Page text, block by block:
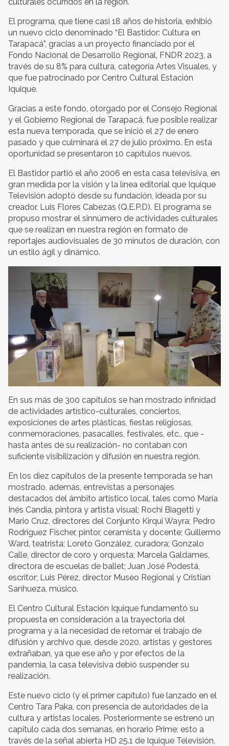
El programa, que tiene casi 18 años de historia, exhibió
un nuevo ciclo denominado “El Bastidor: Cultura en
Tarapacá”, gracias a un proyecto financiado por el
Fondo Nacional de Desarrollo Regional, FNDR 2023, a
través de su 8% para cultura, categoría Artes Visuales, y
que fue patrocinado por Centro Cultural Estación
Iquique.
Gracias a este fondo, otorgado por el Consejo Regional
y el Gobierno Regional de Tarapacá, fue posible realizar
esta nueva temporada, que se inició el 27 de enero
pasado y que culminará el 27 de julio próximo. En esta
oportunidad se presentaron 10 capítulos nuevos.
El Bastidor partió el año 2006 en esta casa televisiva, en
gran medida por la visión y la línea editorial que Iquique
Televisión adoptó desde su fundación, ideada por su
creador, Luis Flores Cabezas (Q.E.P.D). El programa se
propuso mostrar el sinnúmero de actividades culturales
que se realizan en nuestra región en formato de
reportajes audiovisuales de 30 minutos de duración, con
un estilo ágil y dinámico.
En sus más de 300 capítulos se han mostrado infinidad
de actividades artístico-culturales, conciertos,
exposiciones de artes plásticas, fiestas religiosas,
conmemoraciones, pasacalles, festivales, etc., que -
hasta antes de su realización- no contaban con
suficiente visibilización y difusión en nuestra región.
En los diez capítulos de la presente temporada se han
mostrado, además, entrevistas a personajes
destacados del ámbito artístico local, tales como María
Inés Candia, pintora y artista visual; Rochi Biagetti y
Mario Cruz, directores del Conjunto Kirqui Wayra; Pedro
Rodríguez Fischer, pintor, ceramista y docente; Guillermo
Ward, teatrista; Loreto González, curadora; Gonzalo
Calle, director de coro y orquesta; Marcela Galdames,
directora de escuelas de ballet; Juan José Podestá,
escritor; Luis Pérez, director Museo Regional y Cristian
Sanhueza, músico.
El Centro Cultural Estación Iquique fundamentó su
propuesta en consideración a la trayectoria del
programa y a la necesidad de retomar el trabajo de
difusión y archivo que, desde 2020, artistas y gestores
extrañaban, ya que ese año y por efectos de la
pandemia, la casa televisiva debió suspender su
realización.
Este nuevo ciclo (y el primer capítulo) fue lanzado en el
Centro Tara Paka, con presencia de autoridades de la
cultura y artistas locales. Posteriormente se estrenó un
capítulo cada dos semanas, en horario Prime; esto a
través de la señal abierta HD 25.1 de Iquique Televisión,